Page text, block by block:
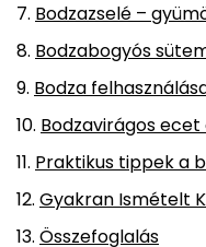
Bodzazselé –
Bodzabogyós
Bodza
Bodzavirágos
Praktikus tippek a
Gyakran Ismételt
Összefoglalás